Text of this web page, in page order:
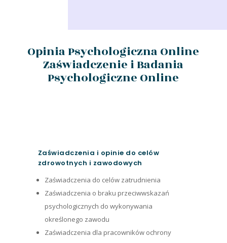
Opinia Psychologiczna Online
Zaświadczenie i Badania
Psychologiczne Online
Zaświadczenia i opinie do celów
zdrowotnych i zawodowych
Zaświadczenia do celów zatrudnienia
Zaświadczenia o braku przeciwwskazań
psychologicznych do wykonywania
określonego zawodu
Zaświadczenia dla pracowników ochrony